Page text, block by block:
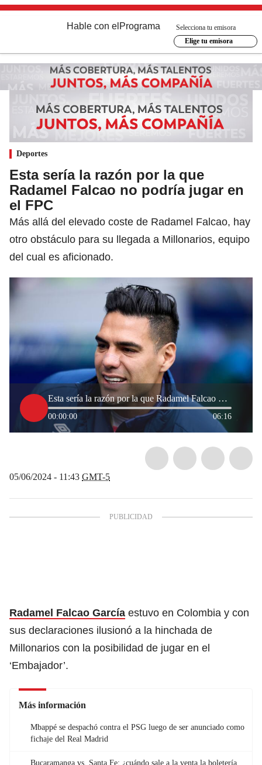
Hable con el Programa
Selecciona tu emisora
Elige tu emisora
Deportes
Esta sería la razón por la que
Radamel Falcao no podría jugar en
el FPC
Más allá del elevado coste de Radamel Falcao, hay
otro obstáculo para su llegada a Millonarios, equipo
del cual es aficionado.
Esta sería la razón por la que Radamel Falcao no podría jugar en el FPC
00:00:00 06:16
05/06/2024 - 11:43 GMT-5
Radamel Falcao García estuvo en Colombia y con
sus declaraciones ilusionó a la hinchada de
Millonarios con la posibilidad de jugar en el
‘Embajador’.
Más información
Mbappé se despachó contra el PSG luego de ser anunciado como
fichaje del Real Madrid
Bucaramanga vs. Santa Fe: ¿cuándo sale a la venta la boletería